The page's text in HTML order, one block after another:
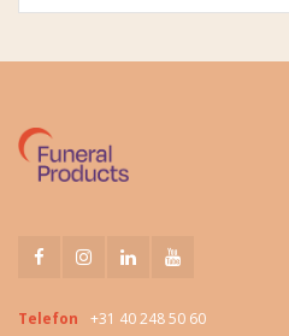
Telefon
+31 40 248 50 60